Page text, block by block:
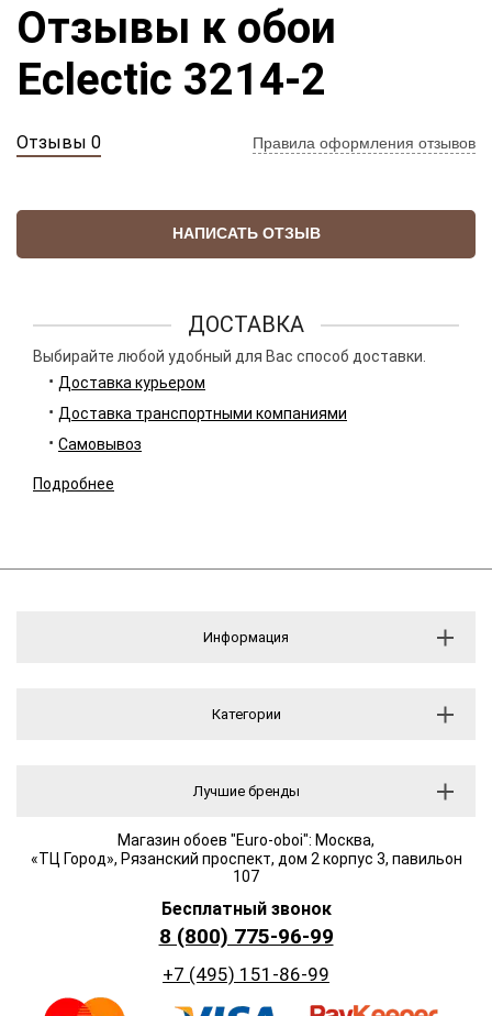
Отзывы к обои
Eclectic 3214-2
Отзывы 0 Правила оформления отзывов
НАПИСАТЬ ОТЗЫВ
ДОСТАВКА
Выбирайте любой удобный для Вас способ доставки.
Доставка курьером
Доставка транспортными компаниями
Самовывоз
Подробнее
Информация
Категории
Лучшие бренды
Магазин обоев "Euro-oboi": Москва,
«ТЦ Город», Рязанский проспект, дом 2 корпус 3, павильон
107
Бесплатный звонок
8 (800) 775-96-99
+7 (495) 151-86-99